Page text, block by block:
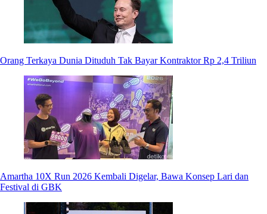
Orang Terkaya Dunia Dituduh Tak Bayar Kontraktor Rp 2,4 Triliun
Amartha 10X Run 2026 Kembali Digelar, Bawa Konsep Lari dan
Festival di GBK